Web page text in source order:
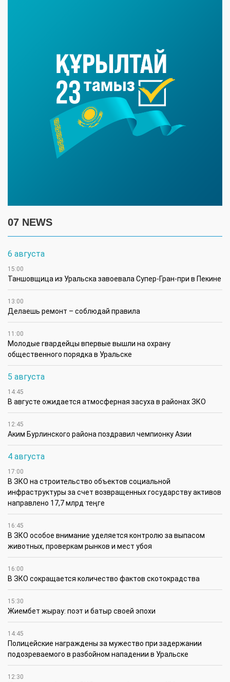
07 NEWS
6 августа
15:00
Таншовщица из Уральска завоевала Супер-Гран-при в Пекине
13:00
Делаешь ремонт – соблюдай правила
11:00
Молодые гвардейцы впервые вышли на охрану
общественного порядка в Уральске
5 августа
14:45
В августе ожидается атмосферная засуха в районах ЗКО
12:45
Аким Бурлинского района поздравил чемпионку Азии
4 августа
17:00
В ЗКО на строительство объектов социальной
инфраструктуры за счет возвращенных государству активов
направлено 17,7 млрд теңге
16:45
В ЗКО особое внимание уделяется контролю за выпасом
животных, проверкам рынков и мест убоя
16:00
В ЗКО сокращается количество фактов скотокрадства
15:30
Жиембет жырау: поэт и батыр своей эпохи
14:45
Полицейские награждены за мужество при задержании
подозреваемого в разбойном нападении в Уральске
12:30